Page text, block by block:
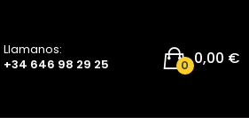
Llamanos:
+34 646 98 29 25
0,00 €
0